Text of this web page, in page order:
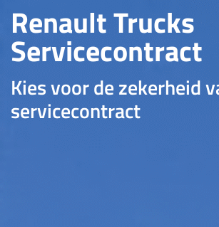
Renault Trucks
Servicecontract
Kies voor de zekerheid
servicecontract